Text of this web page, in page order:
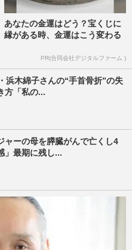
あなたの金運はどう？宝くじに
縁がある時、金運はこう変わる
PR(合同会社デジタルファーム )
浜木綿子さんの“手首骨折”の失
方「私の...
ャーの母を膵臓がんで亡くし4
」最期に残し...